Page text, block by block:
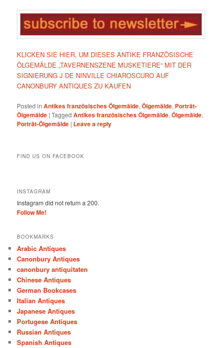
KLICKEN SIE HIER, UM DIESES ANTIKE FRANZÖSISCHE
ÖLGEMÄLDE „TAVERNENSZENE MUSKETIERE“ MIT DER
SIGNIERUNG J DE NINVILLE CHIAROSCURO AUF
CANONBURY ANTIQUES ZU KAUFEN
Posted in Antikes französisches Ölgemälde,Ölgemälde, Porträt-
Ölgemälde |Tagged Antikes französisches Ölgemälde,Ölgemälde,
Porträt-Ölgemälde | Leave a reply
FIND US ON FACEBOOK
INSTAGRAM
Instagram did not return a 200.
Follow Me!
BOOKMARKS
Arabic Antiques
Canonbury Antiques
canonbury antiquitaten
Chinese Antiques
German Bookcases
Italian Antiques
Japanese Antiques
Portugese Antiques
Russian Antiques
Spanish Antiques